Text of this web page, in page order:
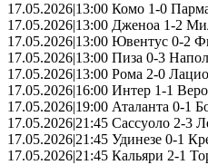
17.05.2026|13:00 Комо 1-0
17.05.2026|13:00 Дженоа 1-2
17.05.2026|13:00 Ювентус 0-2
17.05.2026|13:00 Пиза 0-3
17.05.2026|13:00 Рома 2-0 Лацио
17.05.2026|16:00 Интер 1-1
17.05.2026|19:00 Аталанта 0-1
17.05.2026|21:45 Сассуоло 2-3
17.05.2026|21:45 Удинезе 0-1
17.05.2026|21:45 Кальяри 2-1